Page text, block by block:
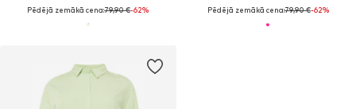
Pēdējā zemākā cena:79,90 €-62% Pēdējā zemākā cena:79,90 €-62%